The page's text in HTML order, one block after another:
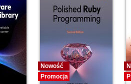
Nowość
Promocja